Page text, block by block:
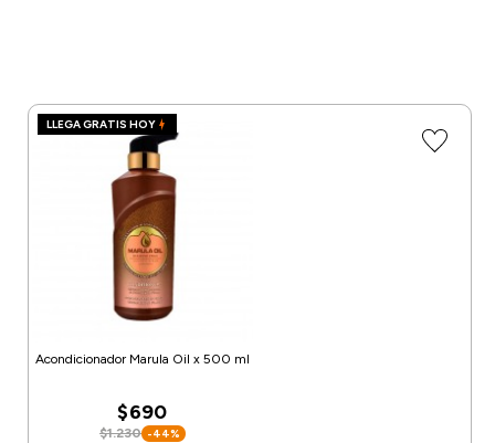
LLEGA GRATIS HOY
Acondicionador Marula Oil x 500 ml
$690
$1.230 -44%